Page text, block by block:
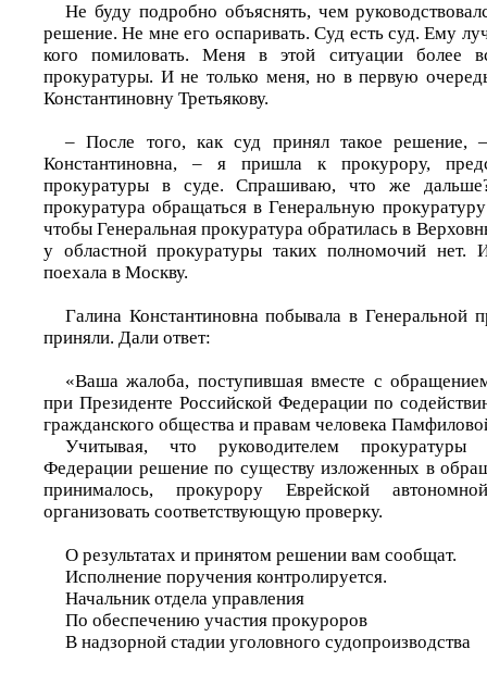
Не буду подробно объяснять, чем
решение. Не мне его оспаривать. Суд есть суд. Ему
кого помиловать. Меня в этой ситуации более
прокуратуры. И не только меня, но в первую
Константиновну Третьякову.
– После того, как суд принял такое решение, –
Константиновна, – я пришла к прокурору,
прокуратуры в суде. Спрашиваю, что же
прокуратура обращаться в Генеральную
чтобы Генеральная прокуратура обратилась в
у областной прокуратуры таких полномочий нет.
поехала в Москву.
Галина Константиновна побывала в Генеральной
приняли. Дали ответ:
«Ваша жалоба, поступившая вместе с
при Президенте Российской Федерации по
гражданского общества и правам человека
Учитывая, что руководителем прокуратуры
Федерации решение по существу изложенных в
принималось, прокурору Еврейской
организовать соответствующую проверку.
О результатах и принятом решении вам сообщат.
Исполнение поручения контролируется.
Начальник отдела управления
По обеспечению участия прокуроров
В надзорной стадии уголовного